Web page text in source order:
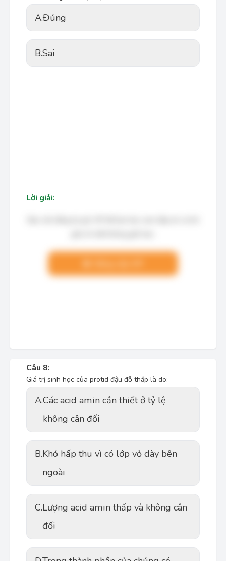
A.Đúng
B.Sai
Lời giải:
Câu 8:
Giá trị sinh học của protid đậu đỗ thấp là do:
A.Các acid amin cần thiết ở tỷ lệ
không cân đối
B.Khó hấp thu vì có lớp vỏ dày bên
ngoài
C.Lượng acid amin thấp và không cân
đối